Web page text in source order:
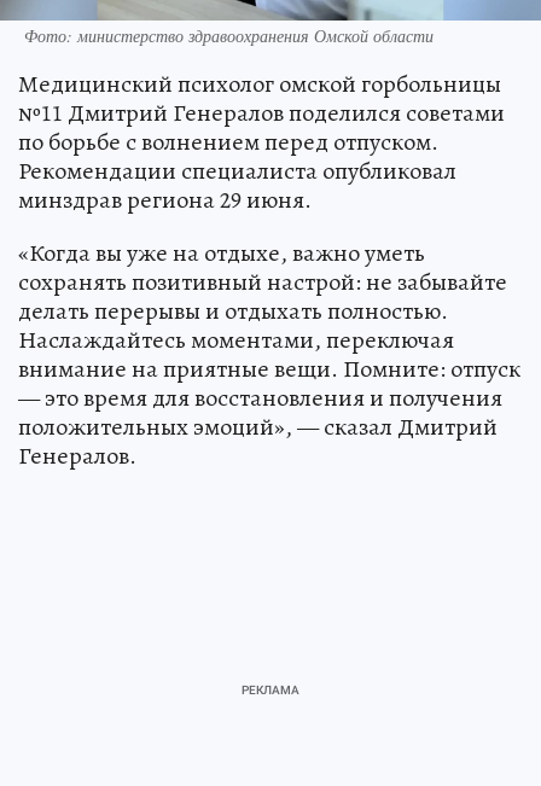
Фото: министерство здравоохранения Омской области
Медицинский психолог омской горбольницы
№11 Дмитрий Генералов поделился советами
по борьбе с волнением перед отпуском.
Рекомендации специалиста опубликовал
минздрав региона 29 июня.
«Когда вы уже на отдыхе, важно уметь
сохранять позитивный настрой: не забывайте
делать перерывы и отдыхать полностью.
Наслаждайтесь моментами, переключая
внимание на приятные вещи. Помните: отпуск
— это время для восстановления и получения
положительных эмоций», — сказал Дмитрий
Генералов.